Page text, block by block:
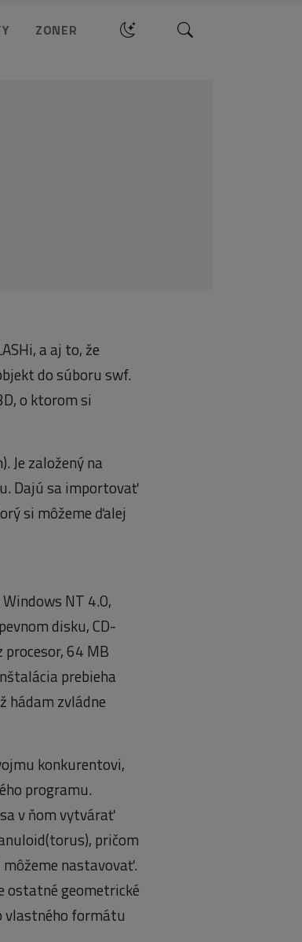
ZONER Hledat
a aj to, že
do súboru swf.
o ktorom si
Je založený na
Dajú sa importovať
si môžeme ďalej
NT 4.0,
disku, CD-
64 MB
prebieha
hádam zvládne
konkurentovi,
programu.
v ňom vytvárať
pričom
nastavovať.
ostatné geometrické
vlastného formátu